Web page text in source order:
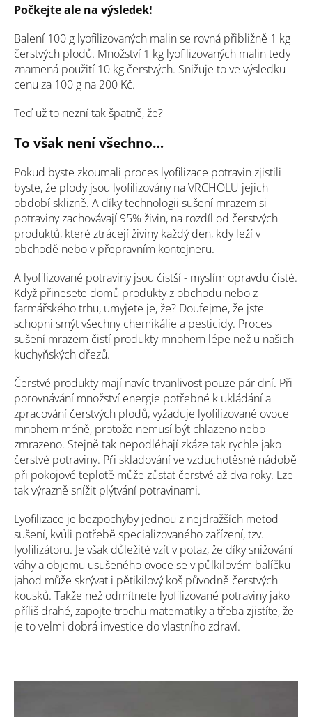
Počkejte ale na výsledek!
Balení 100 g lyofilizovaných malin se rovná přibližně 1 kg
čerstvých plodů. Množství 1 kg lyofilizovaných malin tedy
znamená použití 10 kg čerstvých. Snižuje to ve výsledku
cenu za 100 g na 200 Kč.
Teď už to nezní tak špatně, že?
To však není všechno…
Pokud byste zkoumali proces lyofilizace potravin zjistili
byste, že plody jsou lyofilizovány na VRCHOLU jejich
období sklizně. A díky technologii sušení mrazem si
potraviny zachovávají 95% živin, na rozdíl od čerstvých
produktů, které ztrácejí živiny každý den, kdy leží v
obchodě nebo v přepravním kontejneru.
A lyofilizované potraviny jsou čistší - myslím opravdu čisté.
Když přinesete domů produkty z obchodu nebo z
farmářského trhu, umyjete je, že? Doufejme, že jste
schopni smýt všechny chemikálie a pesticidy. Proces
sušení mrazem čistí produkty mnohem lépe než u našich
kuchyňských dřezů.
Čerstvé produkty mají navíc trvanlivost pouze pár dní. Při
porovnávání množství energie potřebné k ukládání a
zpracování čerstvých plodů, vyžaduje lyofilizované ovoce
mnohem méně, protože nemusí být chlazeno nebo
zmrazeno. Stejně tak nepodléhají zkáze tak rychle jako
čerstvé potraviny. Při skladování ve vzduchotěsné nádobě
při pokojové teplotě může zůstat čerstvé až dva roky. Lze
tak výrazně snížit plýtvání potravinami.
Lyofilizace je bezpochyby jednou z nejdražších metod
sušení, kvůli potřebě specializovaného zařízení, tzv.
lyofilizátoru. Je však důležité vzít v potaz, že díky snižování
váhy a objemu usušeného ovoce se v půlkilovém balíčku
jahod může skrývat i pětikilový koš původně čerstvých
kousků. Takže než odmítnete lyofilizované potraviny jako
příliš drahé, zapojte trochu matematiky a třeba zjistíte, že
je to velmi dobrá investice do vlastního zdraví.